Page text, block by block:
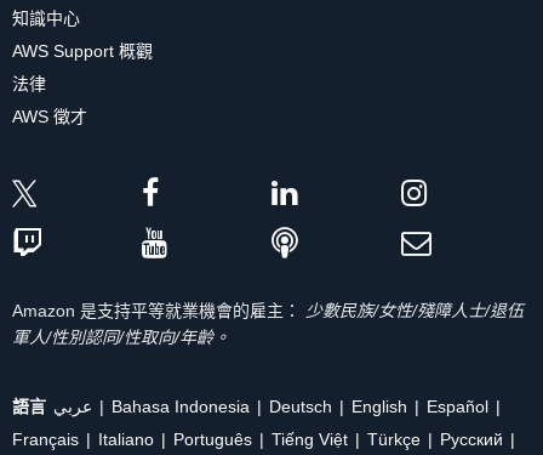
知識中心
AWS Support 概觀
法律
AWS 徵才
Amazon 是支持平等就業機會的雇主：
少數民族/女性/殘障人士/退伍
軍人/性別認同/性取向/年齡。
語言 عربي Bahasa Indonesia Deutsch English
Español
Français
Italiano Português Tiếng Việt Türkçe Ρусский